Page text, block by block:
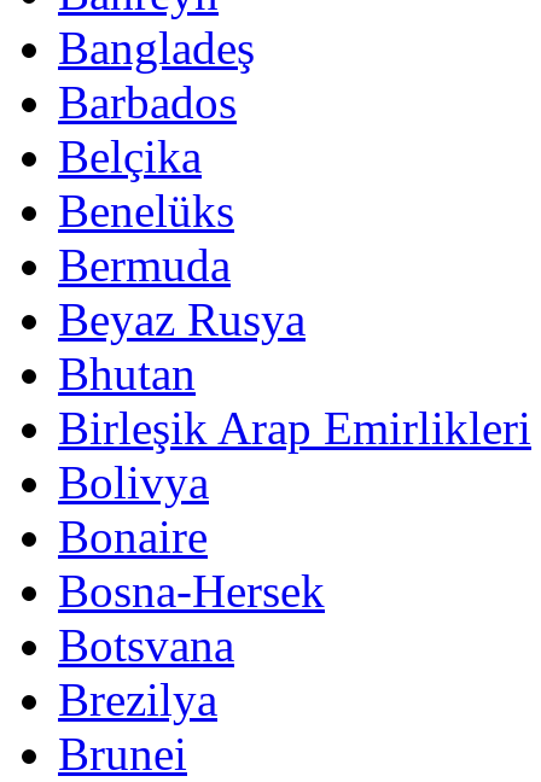
Bangladeş
Barbados
Belçika
Benelüks
Bermuda
Beyaz Rusya
Bhutan
Birleşik Arap Emirlikleri
Bolivya
Bonaire
Bosna-Hersek
Botsvana
Brezilya
Brunei